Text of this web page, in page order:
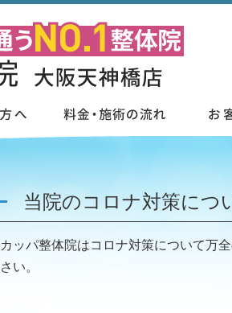
当院のコロナ対策につ
カッパ整体院はコロナ対策について万
さい。